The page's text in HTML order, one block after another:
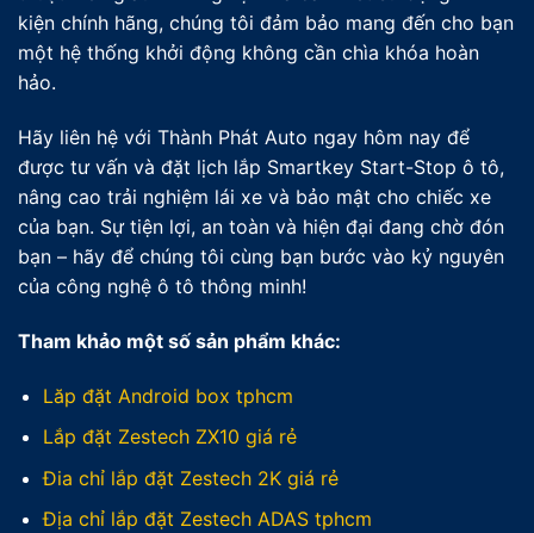
kiện chính hãng, chúng tôi đảm bảo mang đến cho bạn
một hệ thống khởi động không cần chìa khóa hoàn
hảo.
Hãy liên hệ với Thành Phát Auto ngay hôm nay để
được tư vấn và đặt lịch lắp Smartkey Start-Stop ô tô,
nâng cao trải nghiệm lái xe và bảo mật cho chiếc xe
của bạn. Sự tiện lợi, an toàn và hiện đại đang chờ đón
bạn – hãy để chúng tôi cùng bạn bước vào kỷ nguyên
của công nghệ ô tô thông minh!
Tham khảo một số sản phẩm khác:
Lăp đặt Android box tphcm
Lắp đặt Zestech ZX10 giá rẻ
Đia chỉ lắp đặt Zestech 2K giá rẻ
Địa chỉ lắp đặt Zestech ADAS tphcm